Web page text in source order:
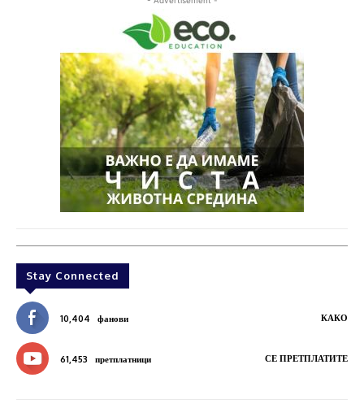
Stay Connected
10,404 фанови КАКО
61,453 претплатници СЕ ПРЕТПЛАТИТЕ